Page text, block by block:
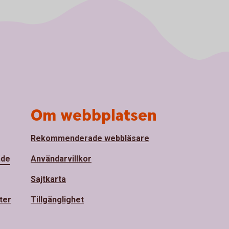
Om webbplatsen
Rekommenderade webbläsare
Användarvillkor
Sajtkarta
Tillgänglighet